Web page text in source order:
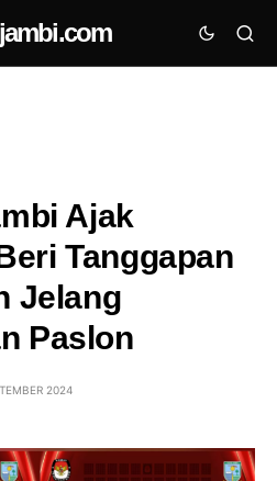
Ajak
Tanggapan
Jelang
Paslon
2024